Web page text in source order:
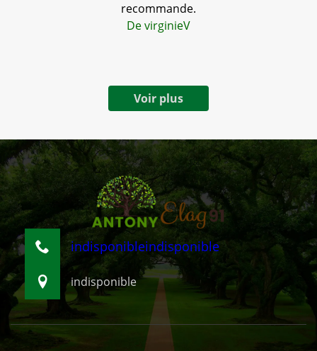
recommande.
De virginieV
Voir plus
indisponibleindisponible
indisponible